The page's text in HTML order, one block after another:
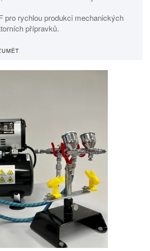
pro rychlou produkci mechanických
přípravků.